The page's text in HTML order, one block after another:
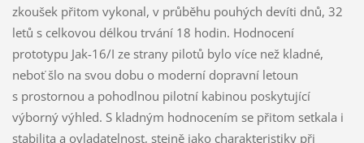
zkoušek přitom vykonal, v průběhu pouhých devíti dnů, 32
letů s celkovou délkou trvání 18 hodin. Hodnocení
prototypu Jak-16/I ze strany pilotů bylo více než kladné,
neboť šlo na svou dobu o moderní dopravní letoun
s prostornou a pohodlnou pilotní kabinou poskytující
výborný výhled. S kladným hodnocením se přitom setkala i
stabilita a ovladatelnost, stejně jako charakteristiky při